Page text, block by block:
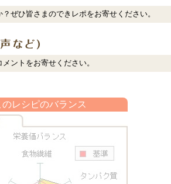
ぜひ皆さまのできレポをお寄せください。
ントをお寄せください。
のレシピのバランス